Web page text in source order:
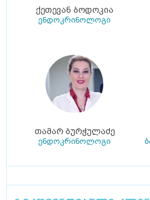
ქეთევან ბოდოკია
ენდოკრინოლოგი
თამარ ბურჭულაძე
ენდოკრინოლოგი